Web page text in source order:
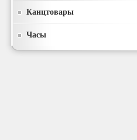
Канцтовары
Часы